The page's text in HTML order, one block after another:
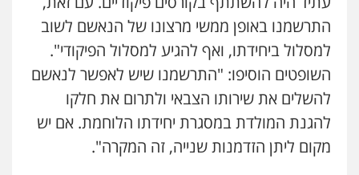
התרשמנו באופן ממשי מרצונו של הנאשם לשוב
למסלול ביחידתו, ואף להגיע למסלול הפיקודי".
השופטים הוסיפו: "התרשמנו שיש לאפשר לנאשם
להשלים את שירותו הצבאי ולתרום את חלקו
להגנת המולדת במסגרת יחידתו הלוחמת. אם יש
מקום ליתן הזדמנות שנייה, זה המקרה".